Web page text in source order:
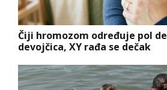
Čiji hromozom određuje pol
devojčica, XY rađa se dečak